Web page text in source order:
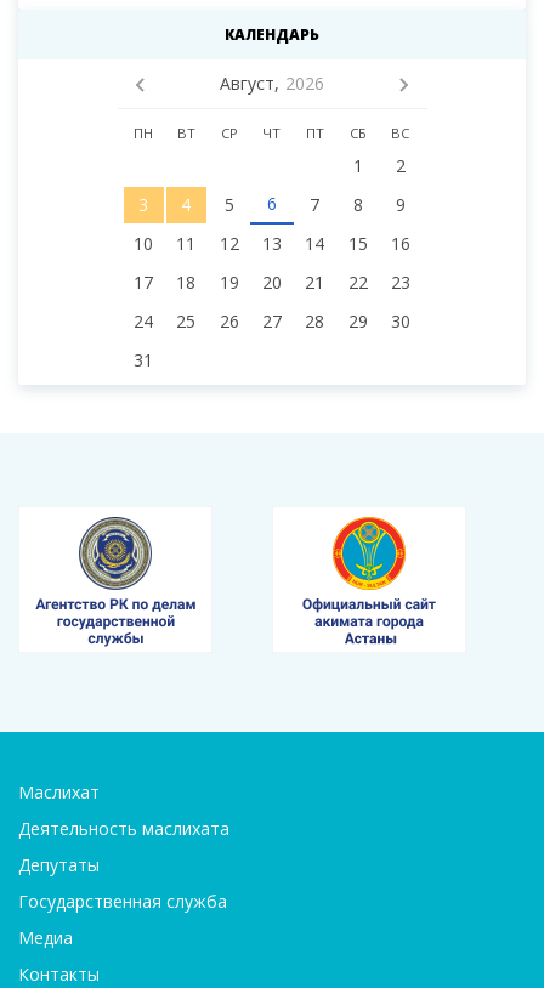
КАЛЕНДАРЬ
Август, 2026
ПН ВТ СР ЧТ ПТ СБ ВС
1
2
3
4 5 6 7 8
9
10
11 12 13 14 15
16
17
18 19 20 21 22
23
24
25 26 27 28 29
30
31
Маслихат
Деятельность маслихата
Депутаты
Государственная служба
Медиа
Контакты